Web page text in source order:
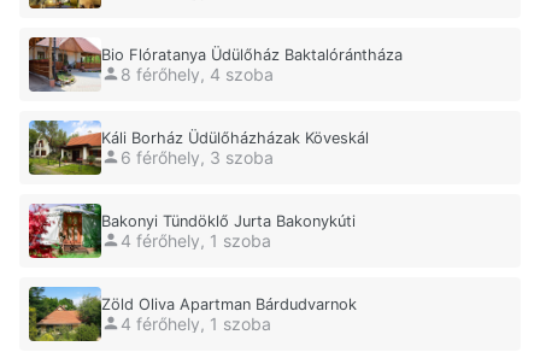
Bio Flóratanya Üdülőház Baktalórántháza
8 férőhely, 4 szoba
Káli Borház Üdülőházházak Köveskál
6 férőhely, 3 szoba
Bakonyi Tündöklő Jurta Bakonykúti
4 férőhely, 1 szoba
Zöld Oliva Apartman Bárdudvarnok
4 férőhely, 1 szoba